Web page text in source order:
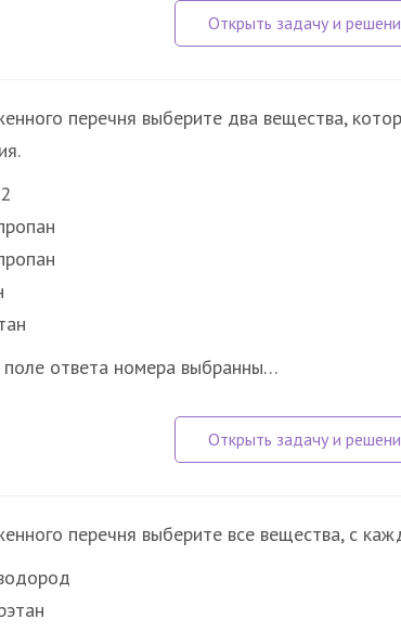
перечня выберите два вещества,
ответа номера выбранны…
перечня выберите все вещества, с